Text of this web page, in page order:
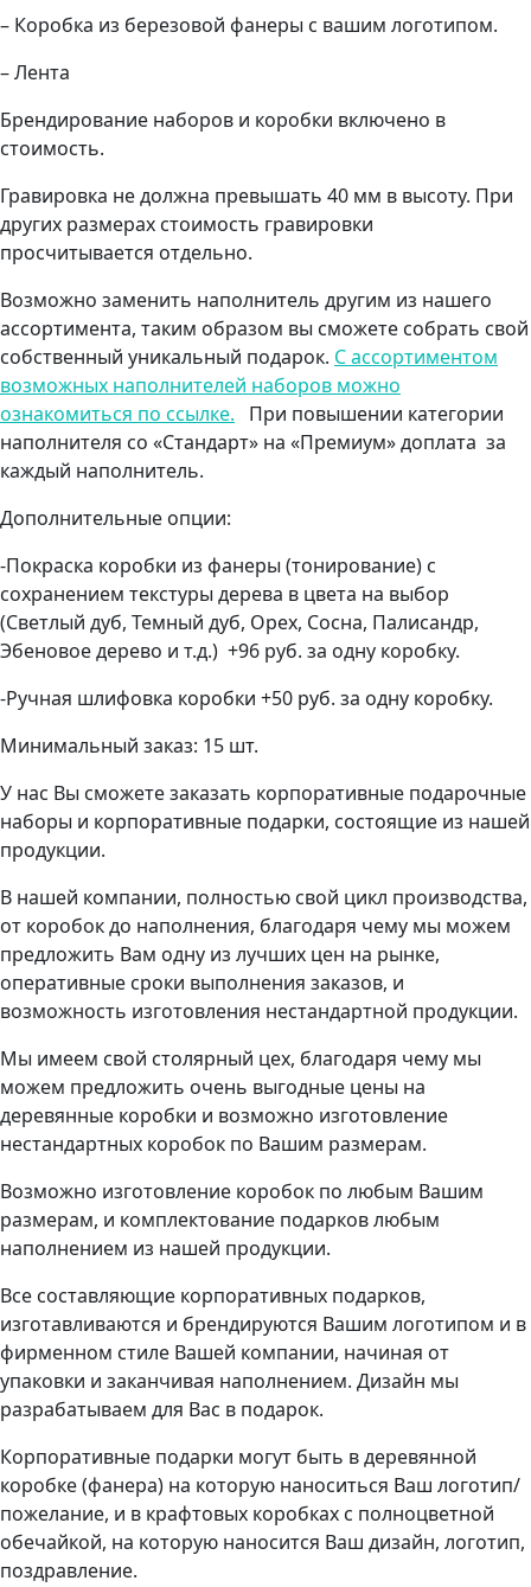
– Коробка из березовой фанеры с вашим логотипом.
– Лента
Брендирование наборов и коробки включено в
стоимость.
Гравировка не должна превышать 40 мм в высоту. При
других размерах стоимость гравировки
просчитывается отдельно.
Возможно заменить наполнитель другим из нашего
ассортимента, таким образом вы сможете собрать свой
собственный уникальный подарок. С ассортиментом
возможных наполнителей наборов можно
ознакомиться по ссылке. При повышении категории
наполнителя со «Стандарт» на «Премиум» доплата за
каждый наполнитель.
Дополнительные опции:
-Покраска коробки из фанеры (тонирование) с
сохранением текстуры дерева в цвета на выбор
(Светлый дуб, Темный дуб, Орех, Сосна, Палисандр,
Эбеновое дерево и т.д.) +96 руб. за одну коробку.
-Ручная шлифовка коробки +50 руб. за одну коробку.
Минимальный заказ: 15 шт.
У нас Вы сможете заказать корпоративные подарочные
наборы и корпоративные подарки, состоящие из нашей
продукции.
В нашей компании, полностью свой цикл производства,
от коробок до наполнения, благодаря чему мы можем
предложить Вам одну из лучших цен на рынке,
оперативные сроки выполнения заказов, и
возможность изготовления нестандартной продукции.
Мы имеем свой столярный цех, благодаря чему мы
можем предложить очень выгодные цены на
деревянные коробки и возможно изготовление
нестандартных коробок по Вашим размерам.
Возможно изготовление коробок по любым Вашим
размерам, и комплектование подарков любым
наполнением из нашей продукции.
Все составляющие корпоративных подарков,
изготавливаются и брендируются Вашим логотипом и в
фирменном стиле Вашей компании, начиная от
упаковки и заканчивая наполнением. Дизайн мы
разрабатываем для Вас в подарок.
Корпоративные подарки могут быть в деревянной
коробке (фанера) на которую наноситься Ваш логотип/
пожелание, и в крафтовых коробках с полноцветной
обечайкой, на которую наносится Ваш дизайн, логотип,
поздравление.